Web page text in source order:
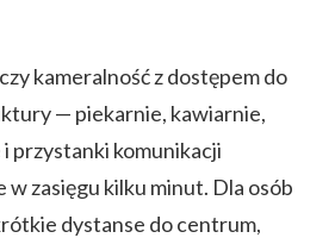
kameralność z dostępem do
— piekarnie, kawiarnie,
przystanki komunikacji
w zasięgu kilku minut. Dla osób
dystanse do centrum,